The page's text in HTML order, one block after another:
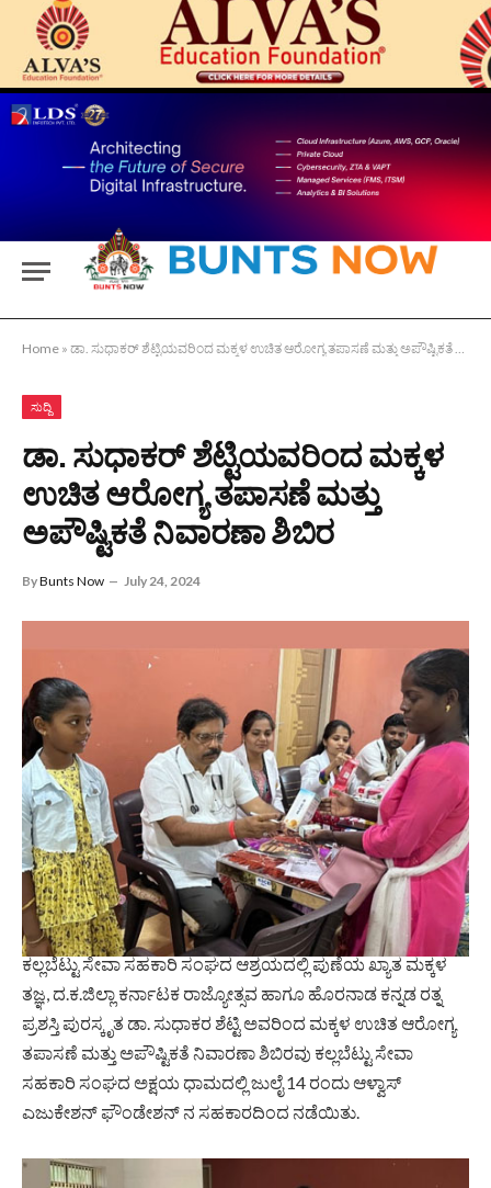
Home » ಡಾ. ಸುಧಾಕರ್ ಶೆಟ್ಟಿಯವರಿಂದ ಮಕ್ಕಳ ಉಚಿತ ಆರೋಗ್ಯ ತಪಾಸಣೆ ಮತ್ತು ಅಪೌಷ್ಟಿಕತೆ ನಿವಾರಣಾ ಶಿಬಿರ
ಸುದ್ದಿ
ಡಾ. ಸುಧಾಕರ್ ಶೆಟ್ಟಿಯವರಿಂದ ಮಕ್ಕಳ
ಉಚಿತ ಆರೋಗ್ಯ ತಪಾಸಣೆ ಮತ್ತು
ಅಪೌಷ್ಟಿಕತೆ ನಿವಾರಣಾ ಶಿಬಿರ
ByBunts Now July 24, 2024
ಕಲ್ಲಬೆಟ್ಟು ಸೇವಾ ಸಹಕಾರಿ ಸಂಘದ ಆಶ್ರಯದಲ್ಲಿ ಪುಣೆಯ ಖ್ಯಾತ ಮಕ್ಕಳ
ತಜ್ಞ, ದ.ಕ.ಜಿಲ್ಲಾ ಕರ್ನಾಟಕ ರಾಜ್ಯೋತ್ಸವ ಹಾಗೂ ಹೊರನಾಡ ಕನ್ನಡ ರತ್ನ
ಪ್ರಶಸ್ತಿ ಪುರಸ್ಕೃತ ಡಾ‌. ಸುಧಾಕರ ಶೆಟ್ಟಿ ಅವರಿಂದ ಮಕ್ಕಳ ಉಚಿತ ಆರೋಗ್ಯ
ತಪಾಸಣೆ ಮತ್ತು ಅಪೌಷ್ಟಿಕತೆ ನಿವಾರಣಾ ಶಿಬಿರವು ಕಲ್ಲಬೆಟ್ಟು ಸೇವಾ
ಸಹಕಾರಿ ಸಂಘದ ಅಕ್ಷಯ ಧಾಮದಲ್ಲಿ ಜುಲೈ 14 ರಂದು ಆಳ್ವಾಸ್
ಎಜುಕೇಶನ್ ಫೌಂಡೇಶನ್ ನ ಸಹಕಾರದಿಂದ ನಡೆಯಿತು.